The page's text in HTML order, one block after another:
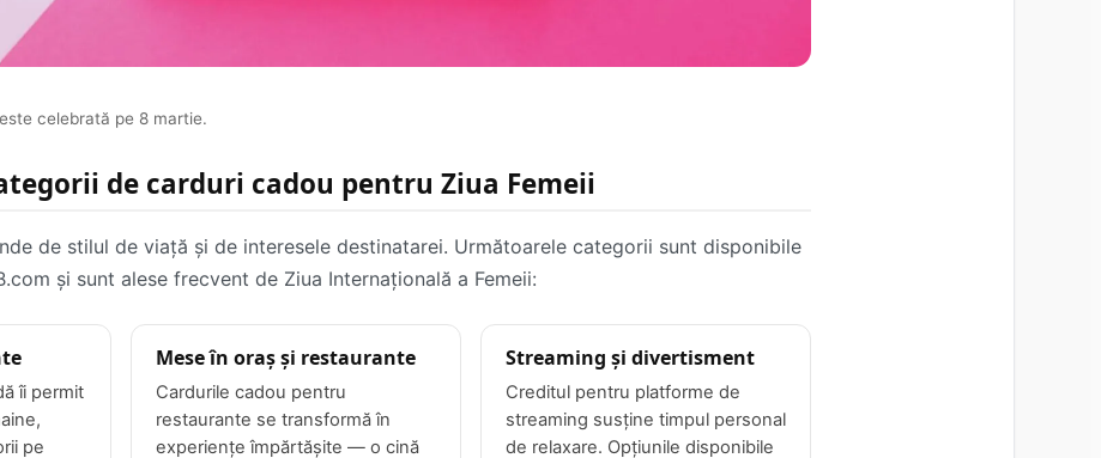
celebrată pe 8 martie.
de carduri cadou pentru Ziua Femeii
de stilul de viață și de interesele destinatarei. Următoarele categorii sunt disponibile
și sunt alese frecvent de Ziua Internațională a Femeii:
îi permit
pe
Mese în oraș și restaurante
Cardurile cadou pentru
restaurante se transformă în
experiențe împărtășite — o cină
Streaming și divertisment
Creditul pentru platforme de
streaming susține timpul personal
de relaxare. Opțiunile disponibile